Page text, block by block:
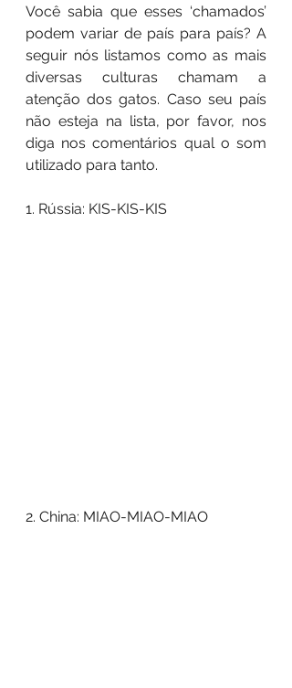
Você sabia que esses ‘chamados’
podem variar de país para país? A
seguir nós listamos como as mais
diversas culturas chamam a
atenção dos gatos. Caso seu país
não esteja na lista, por favor, nos
diga nos comentários qual o som
utilizado para tanto.
1. Rússia: KIS-KIS-KIS
2. China: MIAO-MIAO-MIAO